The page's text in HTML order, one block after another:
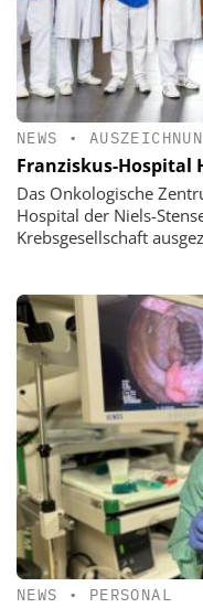
NEWS •
Franziskus-Hospital
Das Onkologische
Hospital der Niels-
Krebsgesellschaft
NEWS • PERSONAL